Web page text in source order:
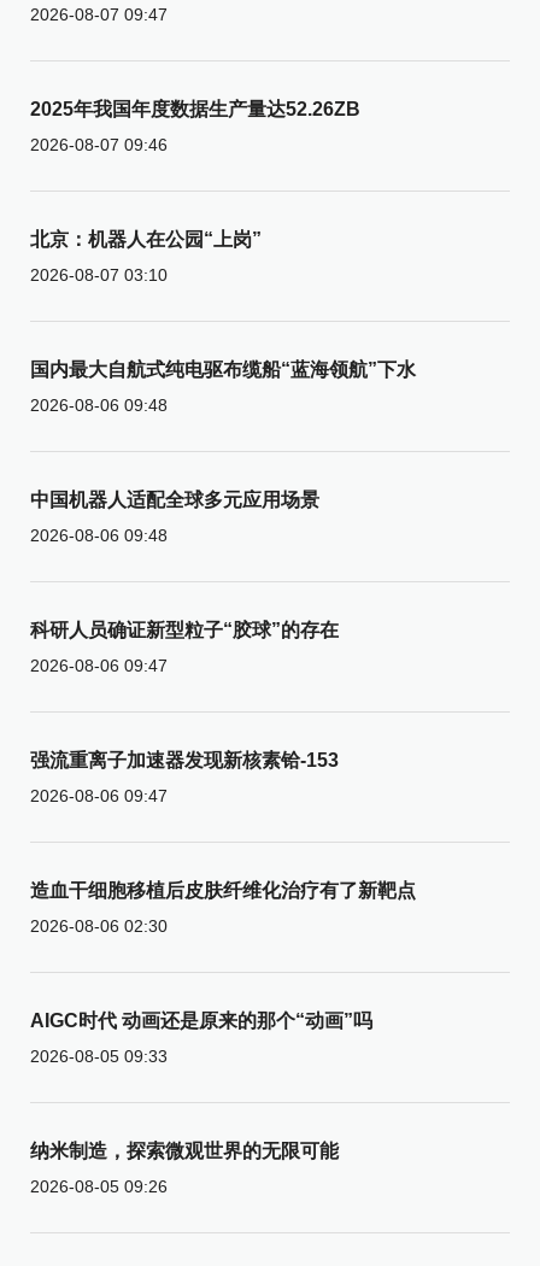
2026-08-07 09:47
2025年我国年度数据生产量达52.26ZB
2026-08-07 09:46
北京：机器人在公园“上岗”
2026-08-07 03:10
国内最大自航式纯电驱布缆船“蓝海领航”下水
2026-08-06 09:48
中国机器人适配全球多元应用场景
2026-08-06 09:48
科研人员确证新型粒子“胶球”的存在
2026-08-06 09:47
强流重离子加速器发现新核素铪-153
2026-08-06 09:47
造血干细胞移植后皮肤纤维化治疗有了新靶点
2026-08-06 02:30
AIGC时代 动画还是原来的那个“动画”吗
2026-08-05 09:33
纳米制造，探索微观世界的无限可能
2026-08-05 09:26